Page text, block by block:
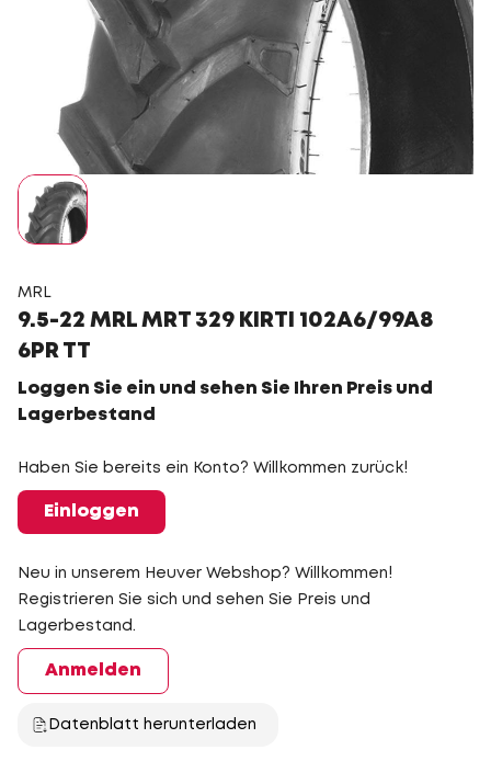
MRL
9.5-22 MRL MRT 329 KIRTI 102A6/99A8
6PR TT
Loggen Sie ein und sehen Sie Ihren Preis und
Lagerbestand
Haben Sie bereits ein Konto? Willkommen zurück!
Einloggen
Neu in unserem Heuver Webshop? Willkommen!
Registrieren Sie sich und sehen Sie Preis und
Lagerbestand.
Anmelden
Datenblatt herunterladen